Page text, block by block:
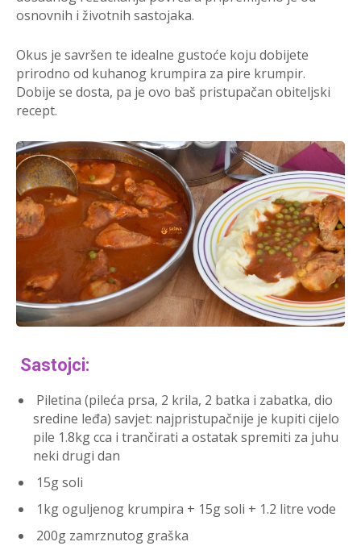
osnovnih i životnih sastojaka.
Okus je savršen te idealne gustoće koju dobijete
prirodno od kuhanog krumpira za pire krumpir.
Dobije se dosta, pa je ovo baš pristupačan obiteljski
recept.
Sastojci:
Piletina (pileća prsa, 2 krila, 2 batka i zabatka, dio
sredine leđa) savjet: najpristupačnije je kupiti cijelo
pile 1.8kg cca i trančirati a ostatak spremiti za juhu
neki drugi dan
15g soli
1kg oguljenog krumpira + 15g soli + 1.2 litre vode
200g zamrznutog graška